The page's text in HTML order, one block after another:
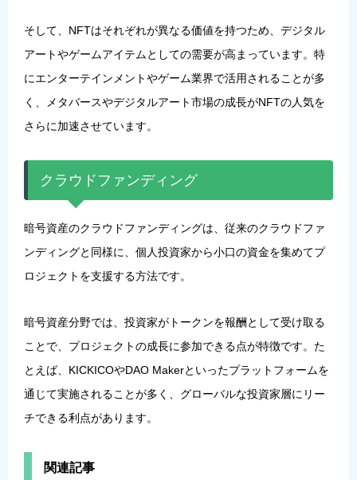
そして、NFTはそれぞれが異なる価値を持つため、デジタル
アートやゲームアイテムとしての需要が高まっています。特
にエンターテインメントやゲーム業界で活用されることが多
く、メタバースやデジタルアート市場の成長がNFTの人気を
さらに加速させています。
クラウドファンディング
暗号資産のクラウドファンディングは、従来のクラウドファ
ンディングと同様に、個人投資家から小口の資金を集めてプ
ロジェクトを支援する方法です。
暗号資産分野では、投資家がトークンを報酬として受け取る
ことで、プロジェクトの成長に参加できる点が特徴です。た
とえば、KICKICOやDAO Makerといったプラットフォームを
通じて実施されることが多く、グローバルな投資家層にリー
チできる利点があります。
関連記事